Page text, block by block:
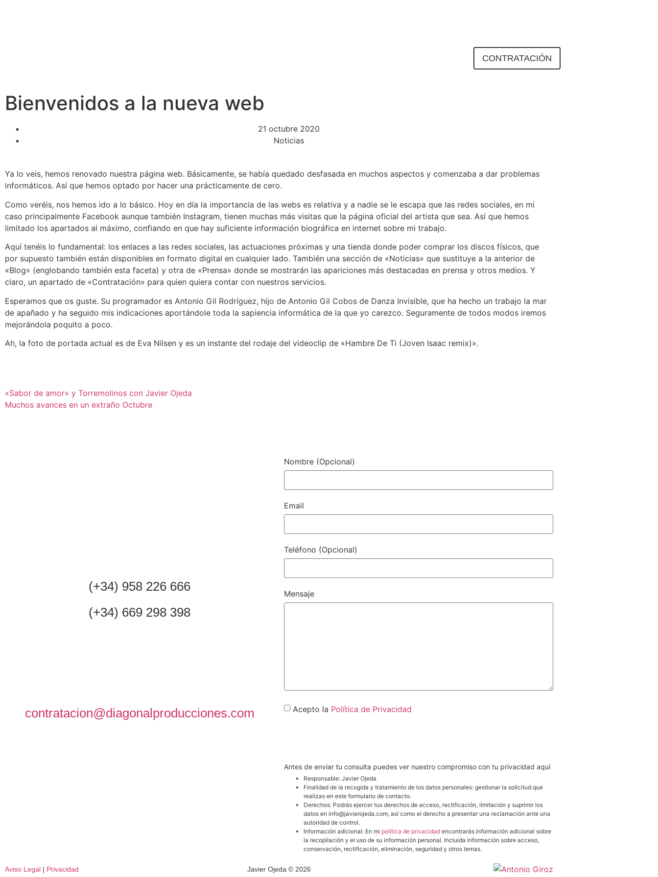
CONTRATACIÓN
Bienvenidos a la nueva web
21 octubre 2020
Noticias
Ya lo veis, hemos renovado nuestra página web. Básicamente, se había quedado desfasada en muchos aspectos y comenzaba a dar problemas
informáticos. Así que hemos optado por hacer una prácticamente de cero.
Como veréis, nos hemos ido a lo básico. Hoy en día la importancia de las webs es relativa y a nadie se le escapa que las redes sociales, en mi
caso principalmente Facebook aunque también Instagram, tienen muchas más visitas que la página oficial del artista que sea. Así que hemos
limitado los apartados al máximo, confiando en que hay suficiente información biográfica en internet sobre mi trabajo.
Aquí tenéis lo fundamental: los enlaces a las redes sociales, las actuaciones próximas y una tienda donde poder comprar los discos físicos, que
por supuesto también están disponibles en formato digital en cualquier lado. También una sección de «Noticias» que sustituye a la anterior de
«Blog» (englobando también esta faceta) y otra de «Prensa» donde se mostrarán las apariciones más destacadas en prensa y otros medios. Y
claro, un apartado de «Contratación» para quien quiera contar con nuestros servicios.
Esperamos que os guste. Su programador es Antonio Gil Rodríguez, hijo de Antonio Gil Cobos de Danza Invisible, que ha hecho un trabajo la mar
de apañado y ha seguido mis indicaciones aportándole toda la sapiencia informática de la que yo carezco. Seguramente de todos modos iremos
mejorándola poquito a poco.
Ah, la foto de portada actual es de Eva Nilsen y es un instante del rodaje del videoclip de «Hambre De Ti (Joven Isaac remix)».
«Sabor de amor» y Torremolinos con Javier Ojeda
Muchos avances en un extraño Octubre
(+34) 958 226 666
(+34) 669 298 398
contratacion@diagonalproducciones.com
Nombre (Opcional)
Email
Teléfono (Opcional)
Mensaje
Acepto la Política de Privacidad
Antes de enviar tu consulta puedes ver nuestro compromiso con tu privacidad aquí
Responsable: Javier Ojeda
Finalidad de la recogida y tratamiento de los datos personales: gestionar la solicitud que
realizas en este formulario de contacto.
Derechos: Podrás ejercer tus derechos de acceso, rectificación, limitación y suprimir los
datos en info@javierojeda.com, así como el derecho a presentar una reclamación ante una
autoridad de control.
Información adicional: En mi política de privacidad encontrarás información adicional sobre
la recopilación y el uso de su información personal. Incluida información sobre acceso,
conservación, rectificación, eliminación, seguridad y otros temas.
Aviso Legal | Privacidad Javier Ojeda © 2026